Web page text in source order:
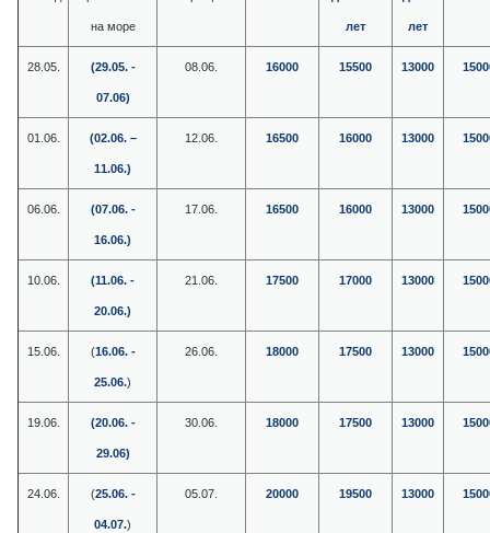
лет лет
на море
28.05. (29.05. -
07.06)
08.06. 16000 15500 13000
01.06. (02.06. –
11.06.)
12.06. 16500 16000 13000
06.06. (07.06. -
16.06.)
17.06. 16500 16000 13000
10.06. (11.06. -
20.06.)
21.06. 17500 17000 13000
15.06. (16.06. -
25.06.)
26.06. 18000 17500 13000
19.06. (20.06. -
29.06)
30.06. 18000 17500 13000
24.06. (25.06. -
04.07.)
05.07. 20000 19500 13000